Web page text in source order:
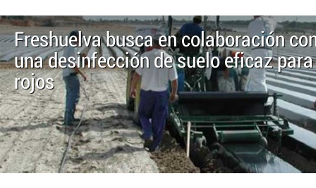
Freshuelva busca en colaboración
una desinfección de suelo eficaz
rojos